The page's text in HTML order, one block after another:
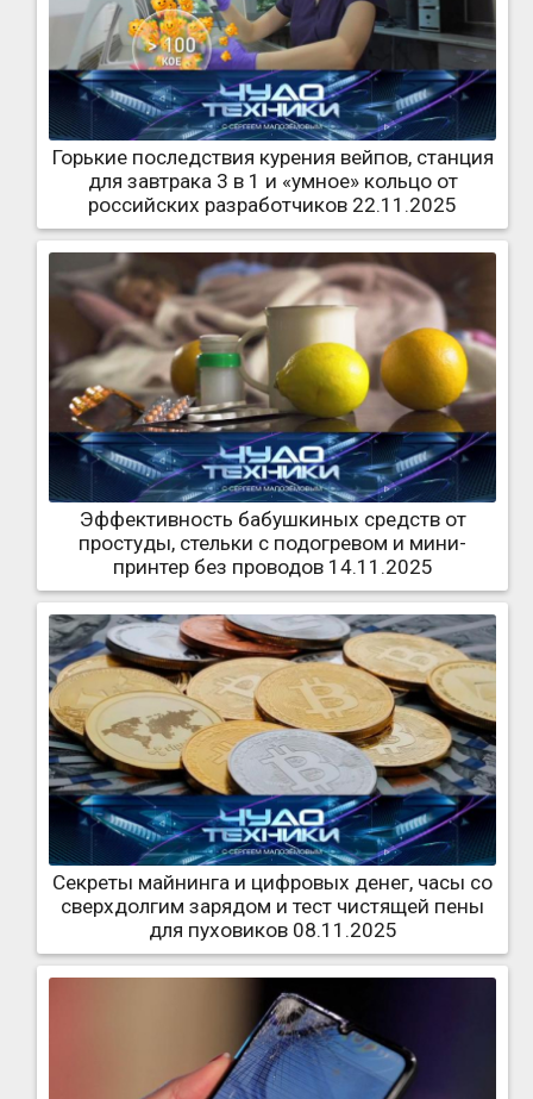
Горькие последствия курения вейпов, станция
для завтрака 3 в 1 и «умное» кольцо от
российских разработчиков 22.11.2025
Эффективность бабушкиных средств от
простуды, стельки с подогревом и мини-
принтер без проводов 14.11.2025
Секреты майнинга и цифровых денег, часы со
сверхдолгим зарядом и тест чистящей пены
для пуховиков 08.11.2025